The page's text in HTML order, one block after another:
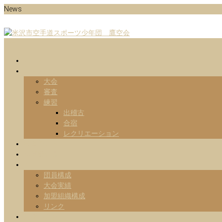
Skip
content
News
米沢市空手道スポーツ少年団 鷹
大会
審査
練習
出稽古
合宿
レクリエーション
団員構成
大会実績
加盟組織構成
リンク